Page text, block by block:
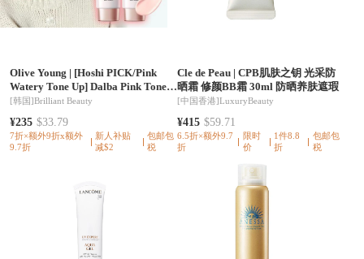
Olive Young | [Hoshi PICK/Pink
Watery Tone Up] Dalba Pink Tone
Up 防晒霜两件套特别版
(50ml+50ml) A000000180237
[韩国]Brilliant Beauty
¥235 $33.79
7折×额外9折x额外
9.7折
新人补贴
减$2
包邮包
税
Cle de Peau |CPB肌肤之钥 光采防
晒霜 修颜BB霜 30ml 防晒养肤遮瑕
[中国香港]LuxuryBeauty
¥415 $59.71
6.5折×额外9.7
折
限时
价
1件8.8
折
包邮包
税